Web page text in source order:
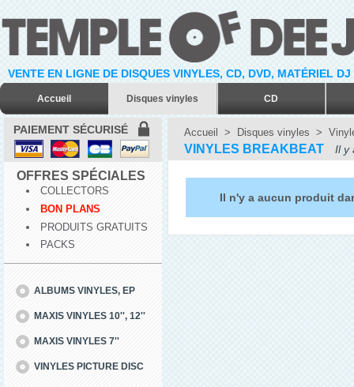
VENTE EN LIGNE DE DISQUES VINYLES, CD, DVD, MATÉRIEL
Accueil Disques vinyles CD
PAIEMENT SÉCURISÉ
OFFRES SPÉCIALES
COLLECTORS
BON PLANS
PRODUITS GRATUITS
PACKS
ALBUMS VINYLES, EP
MAXIS VINYLES 10'', 12''
MAXIS VINYLES 7''
VINYLES PICTURE DISC
Accueil > Disques vinyles >
VINYLES BREAKBEAT Il y
Il n'y a aucun produit